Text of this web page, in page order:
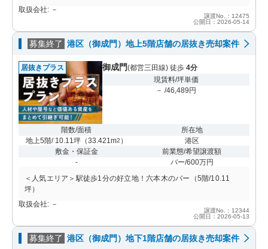
取扱会社: －
譲渡No.：12475
公開日：2026-05-14
募集終了 港区（御成門）地上5階店舗の居抜き売却案件
居抜きプラス 御成門(都営三田線) 徒歩 4分
現賃料/坪単価
－ /46,489円
階数/面積
地上5階/ 10.11坪（33.421m2 ）
所在地
港区
敷金・保証金
-
前業態/希望譲渡額
バー/600万円
＜人気エリア＞駅徒歩1分の好立地！六本木のバー（5階/10.11
坪）
取扱会社: －
譲渡No.：12344
公開日：2026-05-13
募集終了 港区（御成門）地下1階店舗の居抜き売却案件